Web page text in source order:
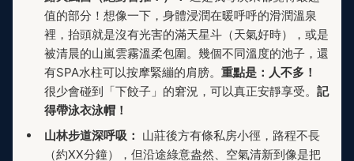
值的部分！想像一下，身體浸潤在暖呼呼的滑潤溫泉
裡，抬頭就是沒有光害的滿天星斗（天氣好時），或是
被清晨的山嵐雲霧溫柔包圍。幾個不同溫度的池子，還
有SPA水柱可以按摩緊繃的肩膀。 重點是：人不多！
很少會碰到「下餃子」的窘況，可以真正安靜享受。 記
得帶泳衣泳帽！
山林步道深呼吸： 山莊後方有條私房小徑，路程不長
（約XX分鐘），但沿途綠意盎然、空氣清新到像是把